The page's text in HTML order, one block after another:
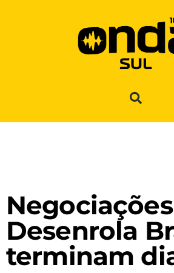
Desenrola
terminam